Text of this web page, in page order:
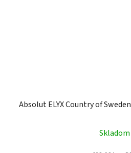
Absolut ELYX Country of
Skladom